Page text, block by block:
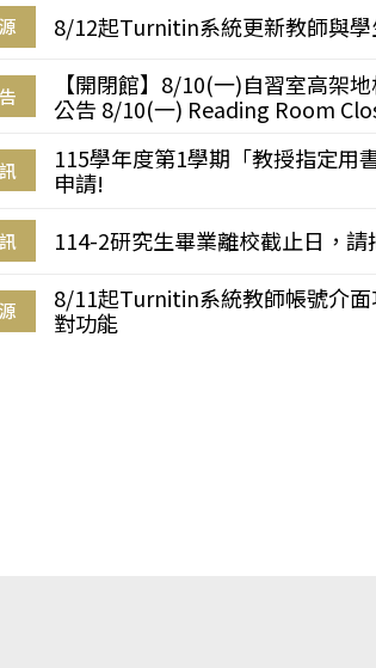
8/12起Turnitin系統更新教師與
【開閉館】8/10(一)自習室高架
公告 8/10(一) Reading Room
115學年度第1學期「教授指定用
申請!
114-2研究生畢業離校截止日，
8/11起Turnitin系統教師帳號介
對功能